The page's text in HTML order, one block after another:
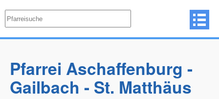
Pfarrei Aschaffenburg -
Gailbach - St. Matthäus